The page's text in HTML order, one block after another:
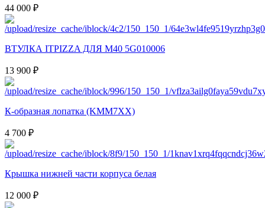
44 000 ₽
ВТУЛКА ITPIZZA ДЛЯ M40 5G010006
13 900 ₽
К-образная лопатка (KMM7XX)
4 700 ₽
Крышка нижней части корпуса белая
12 000 ₽